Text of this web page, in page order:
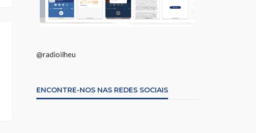
@radioilheu
ENCONTRE-NOS NAS REDES SOCIAIS